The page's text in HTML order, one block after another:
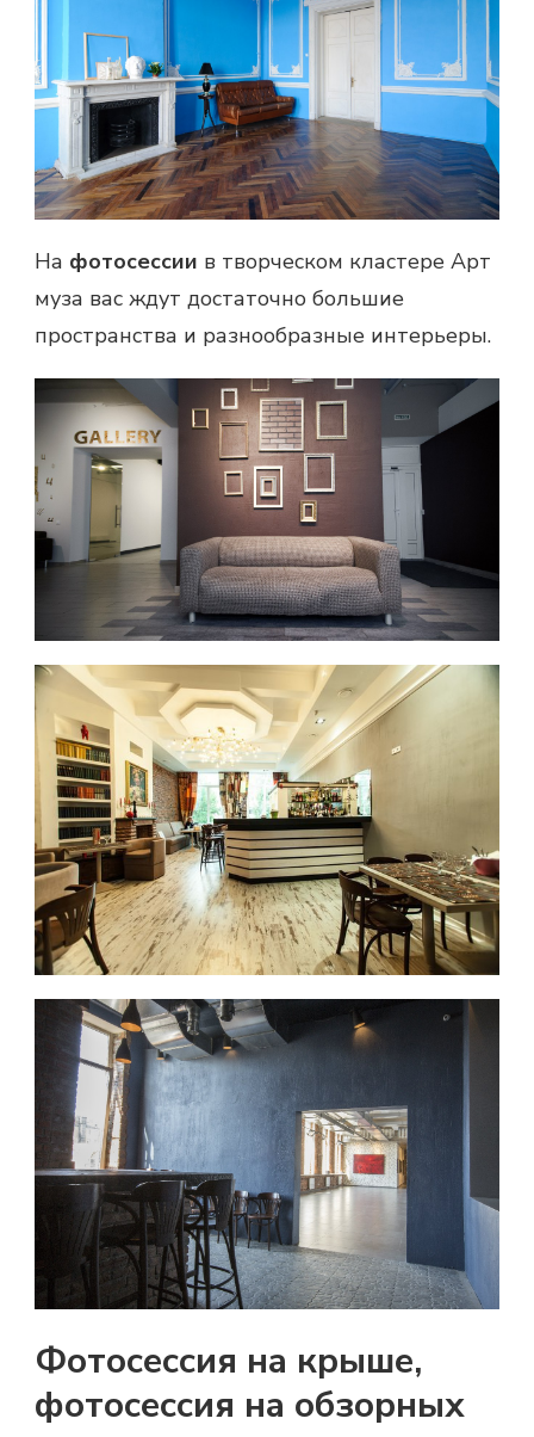
На фотосессии в творческом кластере Арт
муза вас ждут достаточно большие
пространства и разнообразные интерьеры.
Фотосессия на крыше,
фотосессия на обзорных